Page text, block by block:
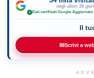
negli ultimi 28
✓ Dati certificati Google·Aggiornato
Il
✉Scrivi a